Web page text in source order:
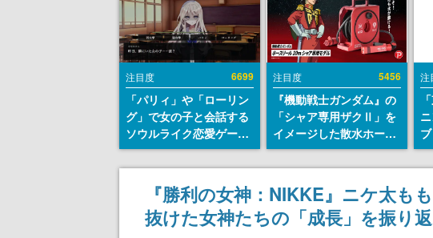
注目度 6699
「パリィ」や「ローリン
グ」で女の子と会話する
ソウルライク恋愛ゲーム
『小早川さんはソウルラ
イク』無料公開。返事に
失敗すると「YOU
DIED」
注目度 5456
『機動戦士ガンダム』の
「シャア専用ザクⅡ」を
イメージした散水ホース
リールが予約開始。本体
にはシャアのパーソナル
マークやジオン公国軍の
エンブレム、型式番号な
どを配置
注
売
『勝利の女神：NIKKE』ニケ太も
抜けた女神たちの「成長」を振り